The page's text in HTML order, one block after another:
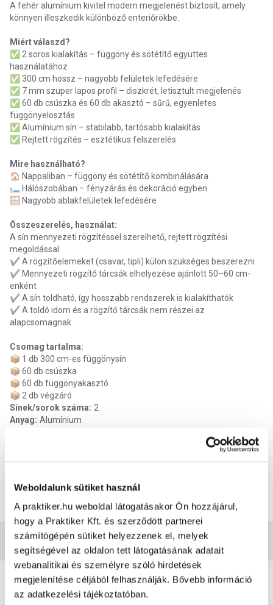
Weboldalunk sütiket használ
A praktiker.hu weboldal látogatásakor Ön hozzájárul,
hogy a Praktiker Kft. és szerződött partnerei
számítógépén sütiket helyezzenek el, melyek
segítségével az oldalon tett látogatásának adatait
webanalitikai és személyre szóló hirdetések
megjelenítése céljából felhasználják. Bővebb információ
az adatkezelési tájékoztatóban.
A fehér alumínium kivitel modern megjelenést biztosít, amely
könnyen illeszkedik különböző enteriőrökbe.
Miért válaszd?
✅ 2 soros kialakítás – függöny és sötétítő együttes
használatához
✅ 300 cm hossz – nagyobb felületek lefedésére
✅ 7 mm szuper lapos profil – diszkrét, letisztult megjelenés
✅ 60 db csúszka és 60 db akasztó – sűrű, egyenletes
függönyelosztás
✅ Alumínium sín – stabilabb, tartósabb kialakítás
✅ Rejtett rögzítés – esztétikus felszerelés
Mire használható?
🏠 Nappaliban – függöny és sötétítő kombinálására
🛏️ Hálószobában – fényzárás és dekoráció egyben
🪟 Nagyobb ablakfelületek lefedésére
Összeszerelés, használat:
A sín mennyezeti rögzítéssel szerelhető, rejtett rögzítési
megoldással.
✔️ A rögzítőelemeket (csavar, tipli) külön szükséges beszerezni
✔️ Mennyezeti rögzítő tárcsák elhelyezése ajánlott 50–60 cm-
enként
✔️ A sín toldható, így hosszabb rendszerek is kialakíthatók
✔️ A toldó idom és a rögzítő tárcsák nem részei az
alapcsomagnak
Csomag tartalma:
📦 1 db 300 cm-es függönysín
📦 60 db csúszka
📦 60 db függönyakasztó
📦 2 db végzáró
Sínek/sorok száma: 2
Anyag: Alumínium
5.46 cm
Termék méret mélysége: 0.7 cm
EAN: 5999887667398
Vásárlói vélemények
0 értékelés